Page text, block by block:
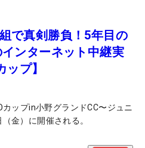
で真剣勝負！5年目の
ンターネット中継実
プ】
ップin小野グランドCC〜ジュニ
金）に開催される。